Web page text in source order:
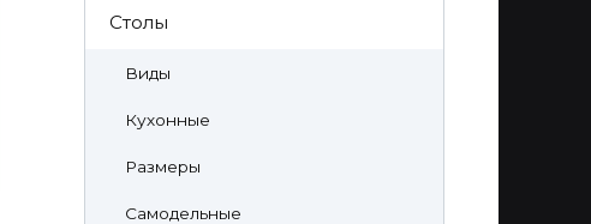
Столы
Виды
Кухонные
Размеры
Самодельные